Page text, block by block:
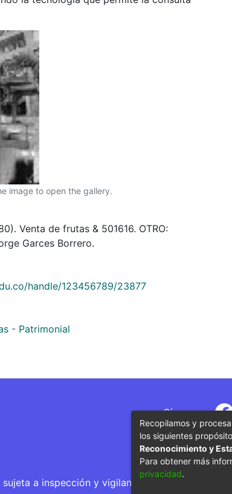
image to open the gallery.
Venta de frutas & 501616. OTRO:
Garces Borrero.
handle/123456789/23877
- Patrimonial
Síguenos
a inspección y vigilancia por parte del
Recopilamos y
los siguientes
Reconocimiento y
Para obtener más
privacidad.